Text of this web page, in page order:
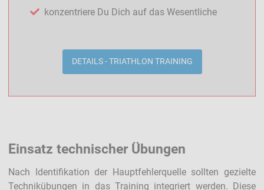
konzentriere Du Dich auf das Wesentliche
DETAILS - TRIATHLON TRAINING
Einsatz technischer Übungen
Nach Identifikation der Hauptfehlerquelle sollten gezielte
Technikübungen in das Training integriert werden. Diese